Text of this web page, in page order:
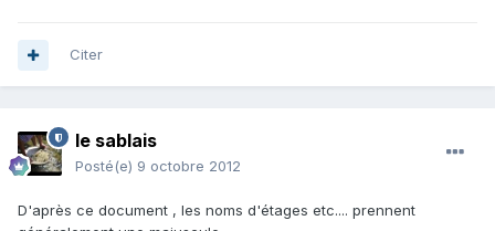
Citer
le sablais
Posté(e) 9 octobre 2012
D'après ce document , les noms d'étages etc.... prennent